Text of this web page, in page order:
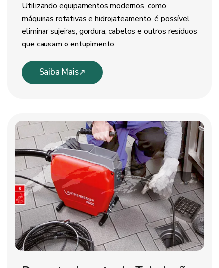
Utilizando equipamentos modernos, como
máquinas rotativas e hidrojateamento, é possível
eliminar sujeiras, gordura, cabelos e outros resíduos
que causam o entupimento.
Saiba Mais